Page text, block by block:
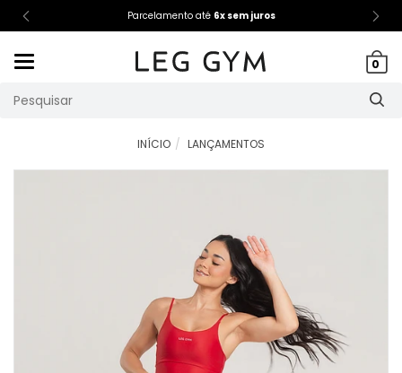
Parcelamento até6x sem juros
0
INÍCIO LANÇAMENTOS